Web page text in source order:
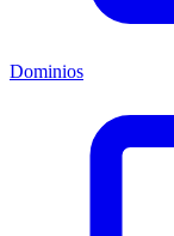
Dominios